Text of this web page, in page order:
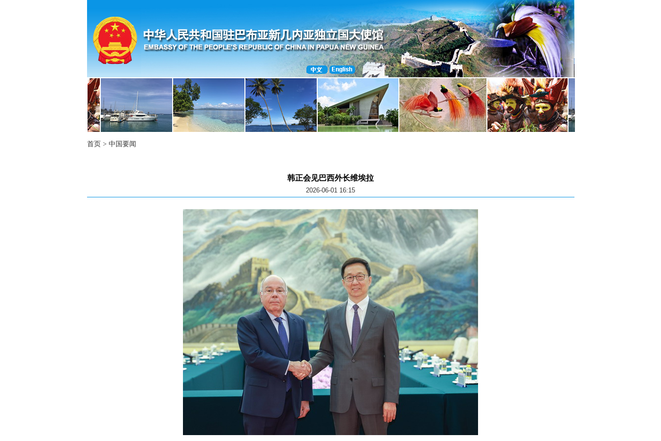
首页 > 中国要闻
韩正会见巴西外长维埃拉
2026-06-01 16:15